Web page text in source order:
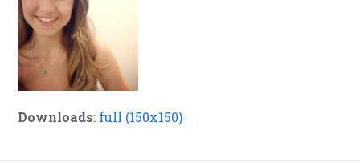
Downloads: full (150x150)